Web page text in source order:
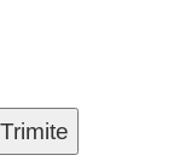
Trimite